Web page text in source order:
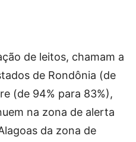
de leitos, chamam a
de Rondônia (de
(de 94% para 83%),
na zona de alerta
da zona de